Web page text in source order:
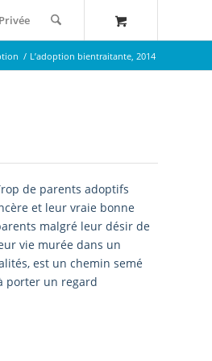
/ L’adoption bientraitante, 2014
de parents adoptifs
et leur vraie bonne
malgré leur désir de
vie murée dans un
est un chemin semé
porter un regard